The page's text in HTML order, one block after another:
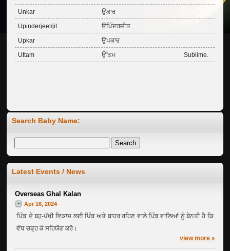
Unkar
ਉਂਕਾਰ
Upinderjeet/jit
ਉਪਿੰਦਰਜੀਤ
Upkar
ਉਪਕਾਰ
Uttam
ਉੱਤਮ Sublime.
Search Baby Name:
Latest Events / News
Welcome to Ghalkalan Website ...
Overseas Ghal Kalan
ਪਿੰਡ ਦੇ ਬਹੁ-ਪੱਖੀ ਵਿਕਾਸ ਲਈ ਪਿੰਡ ਅਤੇ ਬਾਹਰ ਰਹਿਣ ਵਾਲੇ ਪਿੰਡ ਵਾਲਿਆਂ ਨੂੰ ਬੇਨਤੀ ਹੈ ਕਿ
ਵੱਧ ਚੜ੍ਹ ਕੇ ਸਹਿਯੋਗ ਕਰੋ।
view more »